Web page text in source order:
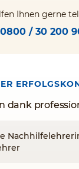
Ihnen gerne
0800 / 30 200
dank